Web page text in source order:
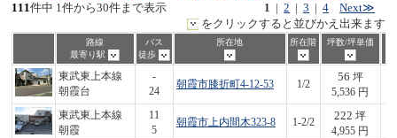
1 |2 |3 |4 Next≫
111件中 1件から30件まで表示
をクリックすると並びかえ出来ます
路線
最寄り駅
バス
徒歩
所在地 所在階 坪数/坪単価
東武東上本線
朝霞台
-
24
朝霞市膝折町4-12-53 1/2
56 坪
5,536 円
東武東上本線
朝霞
11
5
朝霞市上内間木323-8 1-2/2
222 坪
4,955 円